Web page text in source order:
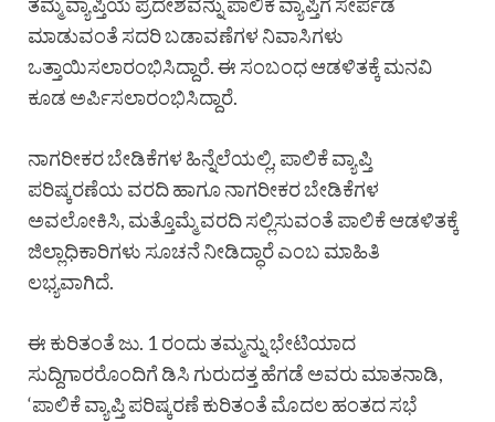
ಮಾಡುವಂತೆ ಸದರಿ ಬಡಾವಣೆಗಳ ನಿವಾಸಿಗಳು
ಒತ್ತಾಯಿಸಲಾರಂಭಿಸಿದ್ದಾರೆ. ಈ ಸಂಬಂಧ ಆಡಳಿತಕ್ಕೆ ಮನವಿ
ಕೂಡ ಅರ್ಪಿಸಲಾರಂಭಿಸಿದ್ದಾರೆ.
ನಾಗರೀಕರ ಬೇಡಿಕೆಗಳ ಹಿನ್ನೆಲೆಯಲ್ಲಿ, ಪಾಲಿಕೆ ವ್ಯಾಪ್ತಿ
ಪರಿಷ್ಕರಣೆಯ ವರದಿ ಹಾಗೂ ನಾಗರೀಕರ ಬೇಡಿಕೆಗಳ
ಅವಲೋಕಿಸಿ, ಮತ್ತೊಮ್ಮೆ ವರದಿ ಸಲ್ಲಿಸುವಂತೆ ಪಾಲಿಕೆ ಆಡಳಿತಕ್ಕೆ
ಜಿಲ್ಲಾಧಿಕಾರಿಗಳು ಸೂಚನೆ ನೀಡಿದ್ಧಾರೆ ಎಂಬ ಮಾಹಿತಿ
ಲಭ್ಯವಾಗಿದೆ.
ಈ ಕುರಿತಂತೆ ಜು. 1 ರಂದು ತಮ್ಮನ್ನು ಭೇಟಿಯಾದ
ಸುದ್ದಿಗಾರರೊಂದಿಗೆ ಡಿಸಿ ಗುರುದತ್ತ ಹೆಗಡೆ ಅವರು ಮಾತನಾಡಿ,
‘ಪಾಲಿಕೆ ವ್ಯಾಪ್ತಿ ಪರಿಷ್ಕರಣೆ ಕುರಿತಂತೆ ಮೊದಲ ಹಂತದ ಸಭೆ